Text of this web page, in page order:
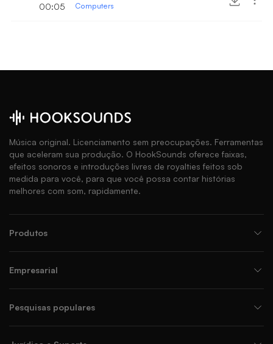
00:05
Computers
Música original. Licenciamento sem preocupações. Ferramentas
que aceleram sua produção. O HookSounds oferece faixas,
efeitos sonoros e introduções livres de royalties feitos sob
medida para você, para que você possa contar histórias
melhores com som, rapidamente.
Produtos
Empresarial
Pesquisas populares